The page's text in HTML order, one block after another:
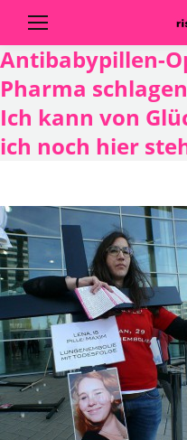
Antibabypillen-
Pharma
Ich kann von
ich noch hier